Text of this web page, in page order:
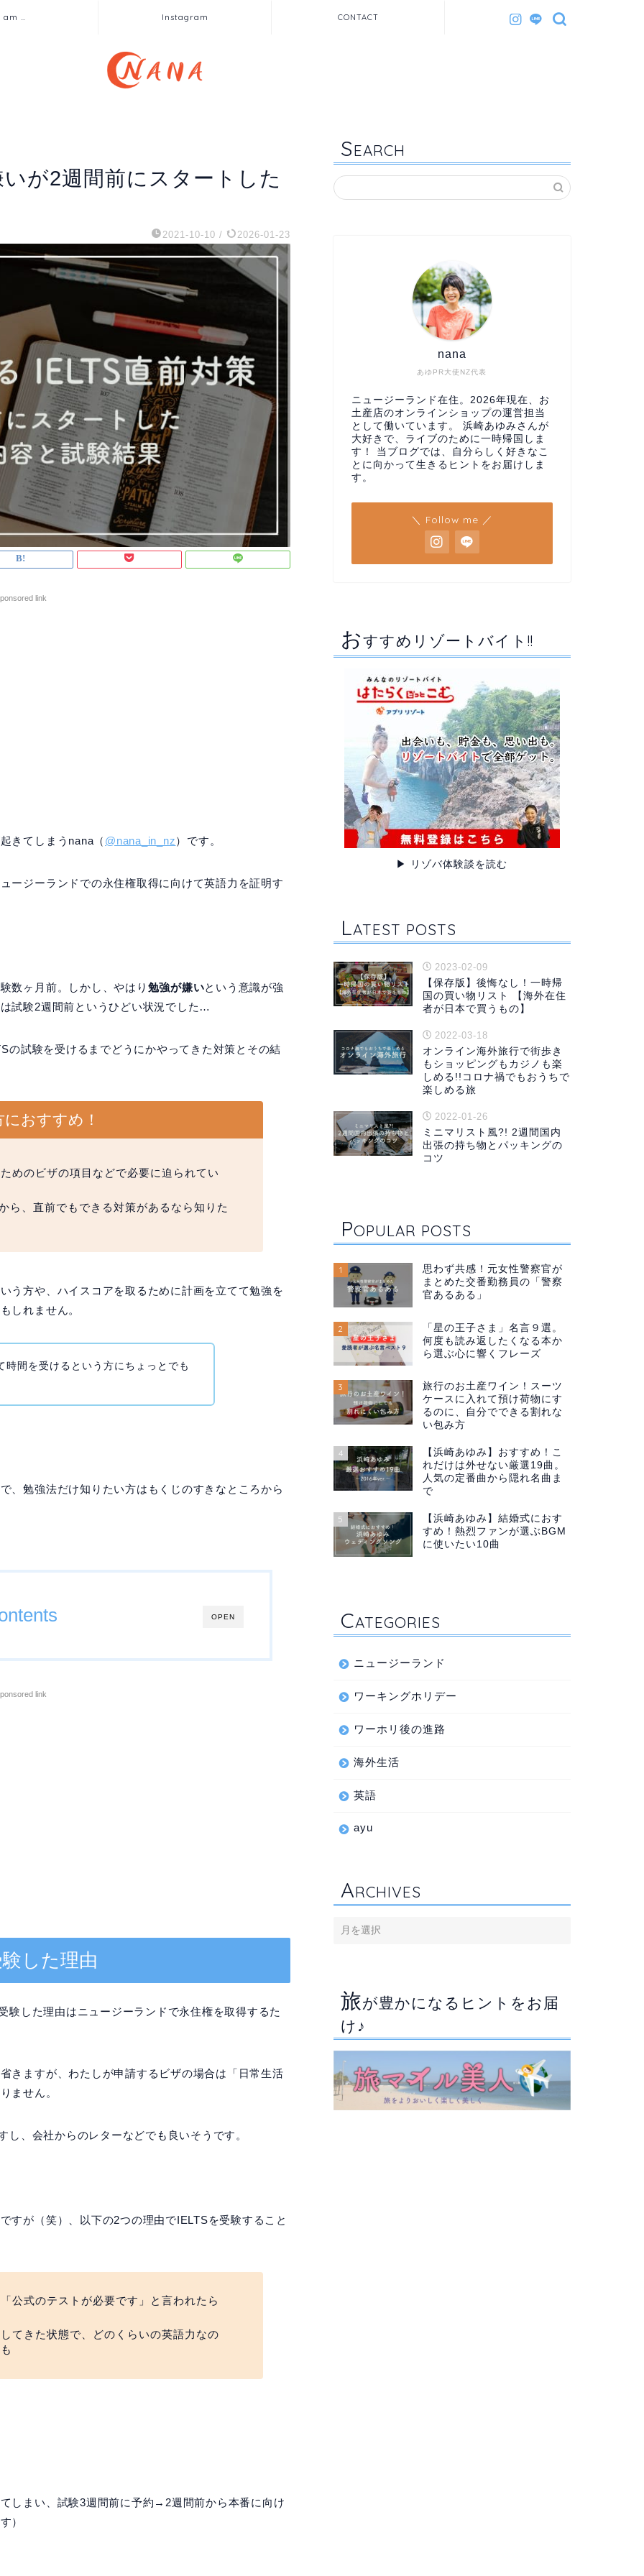
am … Instagram CONTACT
が2週間前にスタートした
2021-10-10 / 2026-01-23
link
きてしまうnana（ @nana_in_nz）です。
ージーランドでの永住権取得に向けて英語力を証明す
数ヶ月前。しかし、やはり 勉強が嫌いという意識が強
試験2週間前というひどい状況でした…
の試験を受けるまでどうにかやってきた対策とその結
おすすめ！
めのビザの項目などで必要に迫られてい
ら、直前でもできる対策があるなら知りた
う方や、ハイスコアを取るために計画を立てて勉強を
しれません。
間を受けるという方にちょっとでも
、勉強法だけ知りたい方はもくじのすきなところから
OPEN
link
した理由
験した理由はニュージーランドで永住権を取得するた
きますが、わたしが申請するビザの場合は「日常生活
ません。
、会社からのレターなどでも良いそうです。
すが（笑）、以下の2つの理由でIELTSを受験すること
公式のテストが必要です」と言われたら
てきた状態で、どのくらいの英語力なの
しまい、試験3週間前に予約→2週間前から本番に向け
）
SEARCH
あゆPR大使NZ代表
nana
ニュージーランド在住。2026年現在、お
土産店のオンラインショップの運営担当
として働いています。 浜崎あゆみさんが
大好きで、ライブのために一時帰国しま
す！ 当ブログでは、自分らしく好きなこ
とに向かって生きるヒントをお届けしま
す。
＼ Follow me ／
おすすめリゾートバイト!!
▶ リゾバ体験談を読む
LATEST POSTS
2023-02-09
【保存版】後悔なし！一時帰
国の買い物リスト 【海外在住
者が日本で買うもの】
2022-03-18
オンライン海外旅行で街歩き
もショッピングもカジノも楽
しめる!!コロナ禍でもおうちで
楽しめる旅
2022-01-26
ミニマリスト風?! 2週間国内
出張の持ち物とパッキングの
コツ
POPULAR POSTS
1
思わず共感！元女性警察官が
まとめた交番勤務員の「警察
官あるある」
2
「星の王子さま」名言９選。
何度も読み返したくなる本か
ら選ぶ心に響くフレーズ
3
旅行のお土産ワイン！スーツ
ケースに入れて預け荷物にす
るのに、自分でできる割れな
い包み方
4
【浜崎あゆみ】おすすめ！こ
れだけは外せない厳選19曲。
人気の定番曲から隠れ名曲ま
で
5
【浜崎あゆみ】結婚式におす
すめ！熱烈ファンが選ぶBGM
に使いたい10曲
CATEGORIES
ニュージーランド
ワーキングホリデー
ワーホリ後の進路
海外生活
英語
ayu
ARCHIVES
旅が豊かになるヒントをお届
け♪